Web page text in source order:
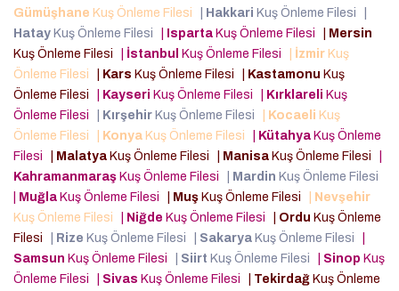
Gümüşhane Kuş Önleme Filesi Hakkari Kuş Önleme Filesi
Hatay Kuş Önleme Filesi Isparta Kuş Önleme Filesi
Mersin
Kuş Önleme Filesi
İstanbul Kuş Önleme Filesi İzmir Kuş
Önleme Filesi
Kars Kuş Önleme Filesi Kastamonu Kuş
Önleme Filesi
Kayseri Kuş Önleme Filesi Kırklareli Kuş
Önleme Filesi
Kırşehir Kuş Önleme Filesi Kocaeli Kuş
Önleme Filesi
Konya Kuş Önleme Filesi Kütahya Kuş Önleme
Filesi
Malatya Kuş Önleme Filesi Manisa Kuş Önleme Filesi
Kahramanmaraş Kuş Önleme Filesi Mardin Kuş Önleme Filesi
Muğla Kuş Önleme Filesi Muş Kuş Önleme Filesi
Nevşehir
Kuş Önleme Filesi
Niğde Kuş Önleme Filesi Ordu Kuş Önleme
Filesi
Rize Kuş Önleme Filesi Sakarya Kuş Önleme Filesi
Samsun Kuş Önleme Filesi Siirt Kuş Önleme Filesi Sinop Kuş
Önleme Filesi
Sivas Kuş Önleme Filesi Tekirdağ Kuş Önleme